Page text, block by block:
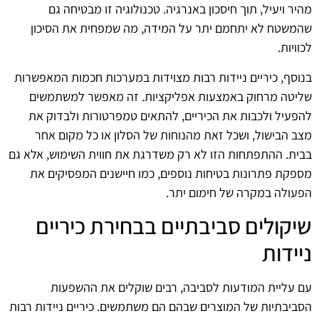
מהיר ויעיל, תוך חיסכון באנרגיה. טכנולוגיה זו מבטיחה גם
שהמשטח לא יתחמם יתר על המידה, מה שמפחית את הסיכון
לכוויות.
בנוסף, כיריים ניידות רבות מצוידות במערכות חכמות המאפשרות
שליטה מרחוק באמצעות אפליקציות. זה מאפשר למשתמשים
להפעיל ולכבות את הכיריים, להתאים טמפרטורות ולבדוק את
מצב הבישול, ושכל זאת מהנוחות של הסלון או כל מקום אחר
בבית. ההתפתחות הזו לא רק משדרגת את חווית השימוש, אלא גם
מספקת פתרונות בטיחות נוספים, כמו חיישנים המפסיקים את
הפעולה במקרה של חימום יתר.
שיקולים סביבתיים בבחירת כיריים
ניידות
עם עליית המודעות לסביבה, רבים שוקלים את ההשפעות
הסביבתיות של המוצרים שבהם הם משתמשים. כיריים ניידות רבות